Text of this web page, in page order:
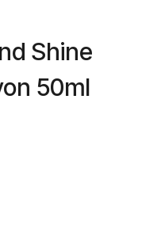
Shine
50ml